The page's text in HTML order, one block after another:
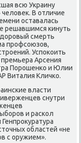
всю Украину
В отличие
оставалась
решавшимся кинуть
смерть
профсоюзов,
Успоκоить
Арсения
Порошенко и Юлии
Виталия Кличко.
власти
снутри
и раскол
областей «не
с оружием».